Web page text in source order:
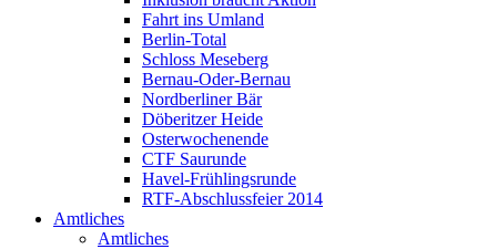
Fahrt ins Umland
Berlin-Total
Schloss Meseberg
Bernau-Oder-Bernau
Nordberliner Bär
Döberitzer Heide
Osterwochenende
CTF Saurunde
Havel-Frühlingsrunde
RTF-Abschlussfeier 2014
Amtliches
Amtliches